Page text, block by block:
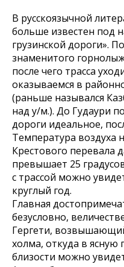
В русскоязычной
больше известен под
грузинской дороги».
знаменитого
после чего трасса
оказываемся в
(раньше назывался
над у/м.). До Гудаури
дороги идеальное,
Температура воздуха
Крестового перевала
превышает 25
с трассой можно
круглый год.
Главная
безусловно,
Гергети,
холма, откуда в ясную
близости можно